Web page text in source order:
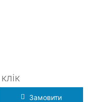
Замовити